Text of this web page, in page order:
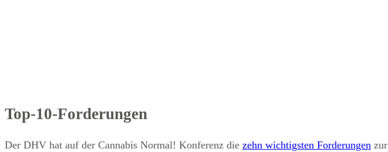
Top-10-Forderungen
Der DHV hat auf der Cannabis Normal! Konferenz die zehn wichtigsten Forderungen zur